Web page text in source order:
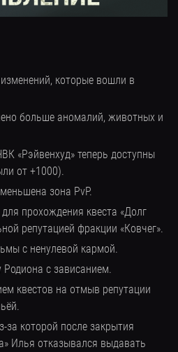
которые вошли в
больше аномалий, животных и
«Рэйвенхуд» теперь доступны
от +1000).
зона PvP.
прохождения квеста «Долг
репутацией фракции «Ковчег».
с ненулевой кармой.
Родиона с зависанием.
квестов на отмыв репутации
которой после закрытия
Илья отказывался выдавать